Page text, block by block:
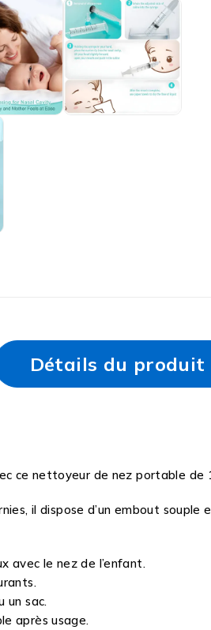
Détails du produit
ce nettoyeur de nez portable de
il dispose d’un embout
avec le nez de l’enfant.
un sac.
après usage.